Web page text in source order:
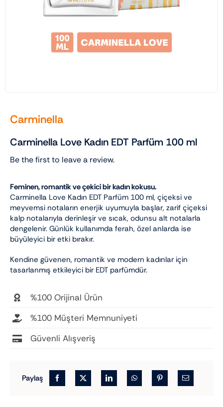
Vücut Spreyi
Carminella
Carminella Love Kadın EDT Parfüm 100 ml
Be the first to leave a review.
Feminen, romantik ve çekici bir kadın kokusu.
Carminella Love Kadın EDT Parfüm 100 ml, çiçeksi ve
meyvemsi notaların enerjik uyumuyla başlar, zarif çiçeksi
kalp notalarıyla derinleşir ve sıcak, odunsu alt notalarla
dengelenir. Günlük kullanımda ferah, özel anlarda ise
büyüleyici bir etki bırakır.
Kendine güvenen, romantik ve modern kadınlar için
tasarlanmış etkileyici bir EDT parfümdür.
%100 Orijinal Ürün
%100 Müşteri Memnuniyeti
Güvenli Alışveriş
Paylaş